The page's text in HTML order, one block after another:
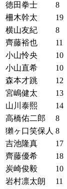
徳田拳士
8
柵木幹太
19
横山友紀
8
齊藤裕也
11
小山怜央
10
小山直希
10
森本才跳
12
宮嶋健太
13
山川泰熙
14
高橋佑二郎
8
獺ヶ口笑保人 8
吉池隆真
17
齊藤優希
18
炭崎俊毅
10
岩村凛太朗
11